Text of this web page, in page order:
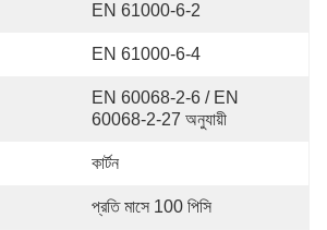
EN 61000-6-2
EN 61000-6-4
EN 60068-2-6 / EN
60068-2-27 অনুযায়ী
কার্টন
প্রতি মাসে 100 পিসি